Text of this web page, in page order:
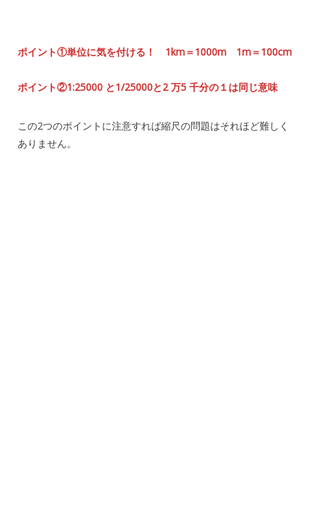
ポイント①単位に気を付ける！ 1km＝1000m 1m＝100cm
ポイント②1:25000 と1/25000と2 万5 千分の１は同じ意味
この2つのポイントに注意すれば縮尺の問題はそれほど難しく
ありません。